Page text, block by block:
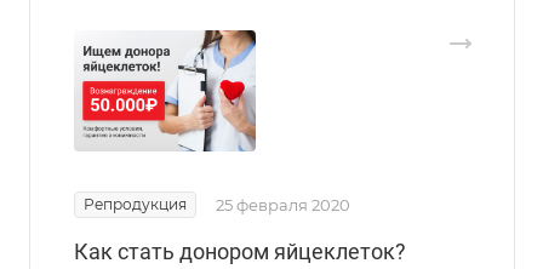
Репродукция 25 февраля 2020
Как стать донором яйцеклеток?